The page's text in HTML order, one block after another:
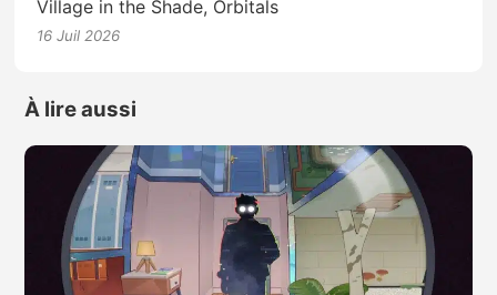
Village in the Shade, Orbitals
16 Juil 2026
À lire aussi